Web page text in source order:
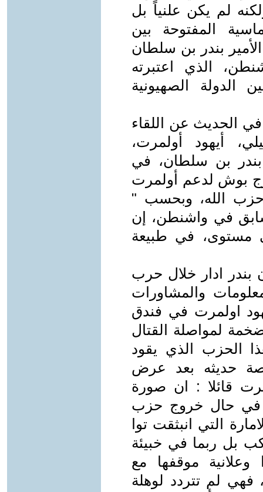
لم يكن علنياً بل
المفتوحة بين
بندر بن سلطان
الذي اعتبرته
الدولة الصهيونية
الحديث عن اللقاء
أيهود أولمرت،
بن سلطان، في
بوش لدعم أولمرت
حزب الله، وبحسب "
في واشنطن، إن
مستوى، في طبيعة
بندر ادار خلال حرب
والمشاورات
اولمرت في فندق
لمواصلة القتال
الحزب الذي يقود
حديثه بعد عرض
قائلا : ان صورة
في حال خروج حزب
التي انبثقت توا
بل ربما في خبيئة
موقفها مع
فهي لم تتردد لوهلة